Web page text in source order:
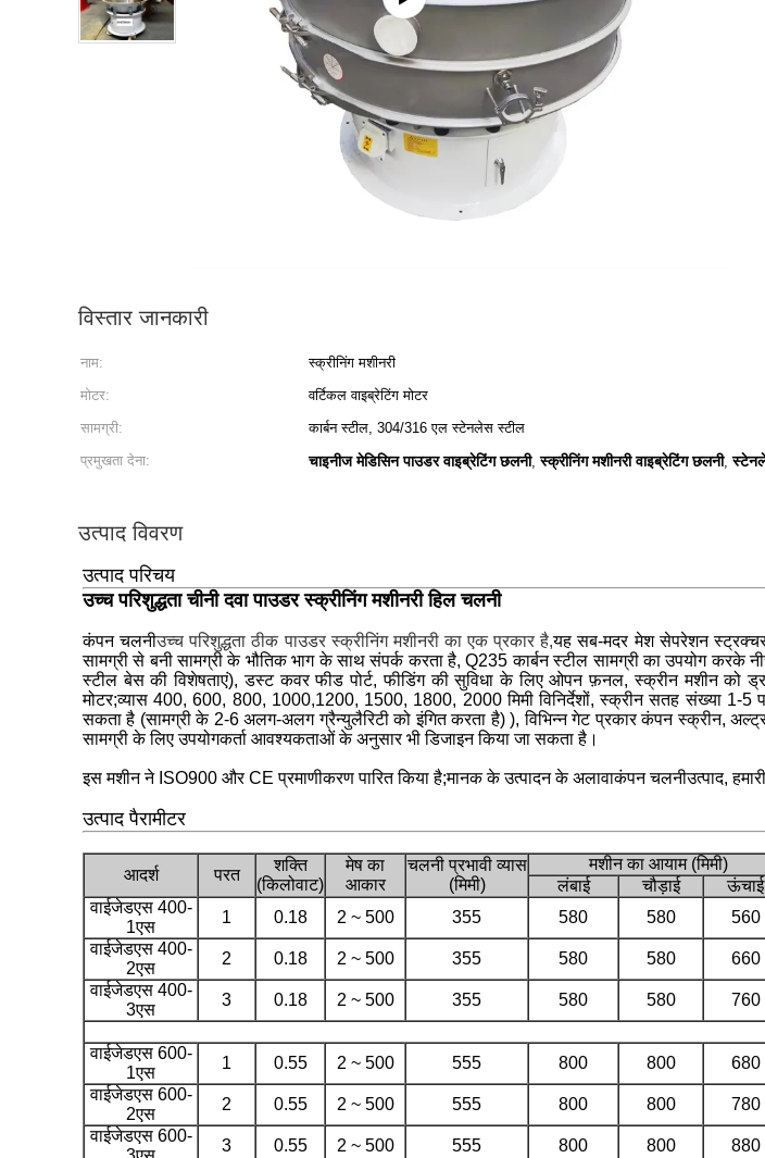
विस्तार जानकारी
नाम: स्क्रीनिंग मशीनरी
मोटर:
वर्टिकल वाइब्रेटिंग मोटर
सामग्री:
कार्बन स्टील, 304/316 एल स्टेनलेस स्टील
प्रमुखता देना:
चाइनीज मेडिसिन पाउडर वाइब्रेटिंग छलनी,स्क्रीनिंग मशीनरी वाइब्रेटिंग छलनी,
उत्पाद विवरण
उत्पाद परिचय
उच्च परिशुद्धता चीनी दवा पाउडर स्क्रीनिंग मशीनरी हिल चलनी
कंपन चलनीउच्च परिशुद्धता ठीक पाउडर स्क्रीनिंग मशीनरी का एक प्रकार है,यह सब-मदर मेश सेपरेशन
सामग्री से बनी सामग्री के भौतिक भाग के साथ संपर्क करता है, Q235 कार्बन स्टील सामग्री का उपयोग
स्टील बेस की विशेषताएं), डस्ट कवर फीड पोर्ट, फीडिंग की सुविधा के लिए ओपन फ़नल, स्क्रीन मशीन को
मोटर;व्यास 400, 600, 800, 1000,1200, 1500, 1800, 2000 मिमी विनिर्देशों, स्क्रीन सतह संख्या 1-5
सकता है (सामग्री के 2-6 अलग-अलग ग्रैन्युलैरिटी को इंगित करता है) ), विभिन्न गेट प्रकार कंपन स्क्रीन,
सामग्री के लिए उपयोगकर्ता आवश्यकताओं के अनुसार भी डिजाइन किया जा सकता है।
इस मशीन ने ISO900 और CE प्रमाणीकरण पारित किया है;मानक के उत्पादन के अलावाकंपन चलनीउत्पाद,
उत्पाद पैरामीटर
आदर्श परत
शक्ति
(किलोवाट)
मेष का
आकार
चलनी प्रभावी व्यास
(मिमी)
मशीन का आयाम (मिमी)
लंबाई
चौड़ाई
ऊंचाई
वाईजेडएस 400-
1एस
1 0.18 2 ~ 500 355 580 580
560
वाईजेडएस 400-
2एस
2 0.18 2 ~ 500 355 580 580
660
वाईजेडएस 400-
3एस
3 0.18 2 ~ 500 355 580 580 760
वाईजेडएस 600-
1एस
1 0.55 2 ~ 500 555 800 800
680
वाईजेडएस 600-
2एस
2 0.55 2 ~ 500 555 800 800
780
वाईजेडएस 600-
3 0.55 2 ~ 500 555 800 800 880